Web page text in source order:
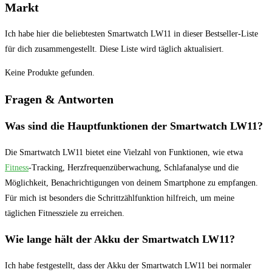
‌Markt
Ich habe ⁤hier⁢ die beliebtesten Smartwatch LW11⁣ in dieser Bestseller-Liste
für dich zusammengestellt. Diese ⁣Liste wird täglich aktualisiert. ⁢
Keine Produkte gefunden.
Fragen ​& Antworten
Was ⁤sind⁢ die Hauptfunktionen⁣ der ‌Smartwatch LW11?
Die Smartwatch LW11 bietet eine Vielzahl von Funktionen, wie etwa
Fitness-Tracking, Herzfrequenzüberwachung, Schlafanalyse und die​
Möglichkeit, Benachrichtigungen⁤ von deinem Smartphone zu empfangen.
Für mich ist besonders die Schrittzählfunktion ‍hilfreich, ⁣um ⁣meine
täglichen Fitnessziele zu⁢ erreichen.
Wie lange ⁢hält⁢ der Akku der ⁢Smartwatch ‌LW11?
Ich habe festgestellt, dass der ⁤Akku ⁢der⁢ Smartwatch ⁢LW11 bei normaler